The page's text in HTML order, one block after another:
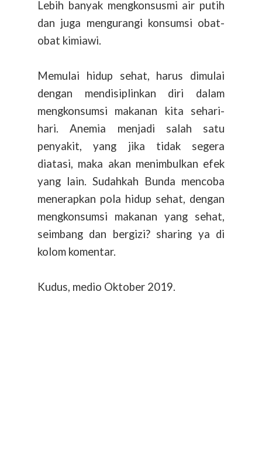
Lebih banyak mengkonsusmi air putih
dan juga mengurangi konsumsi obat-
obat kimiawi.
Memulai hidup sehat, harus dimulai
dengan mendisiplinkan diri dalam
mengkonsumsi makanan kita sehari-
hari. Anemia menjadi salah satu
penyakit, yang jika tidak segera
diatasi, maka akan menimbulkan efek
yang lain. Sudahkah Bunda mencoba
menerapkan pola hidup sehat, dengan
mengkonsumsi makanan yang sehat,
seimbang dan bergizi? sharing ya di
kolom komentar.
Kudus, medio Oktober 2019.